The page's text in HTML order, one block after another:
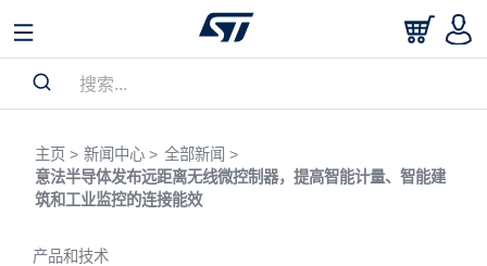
主页 > 新闻中心 > 全部新闻 >
意法半导体发布远距离无线微控制器，提高智能计量、智能建
筑和工业监控的连接能效
产品和技术